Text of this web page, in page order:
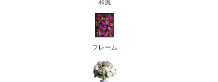
和風
フレーム